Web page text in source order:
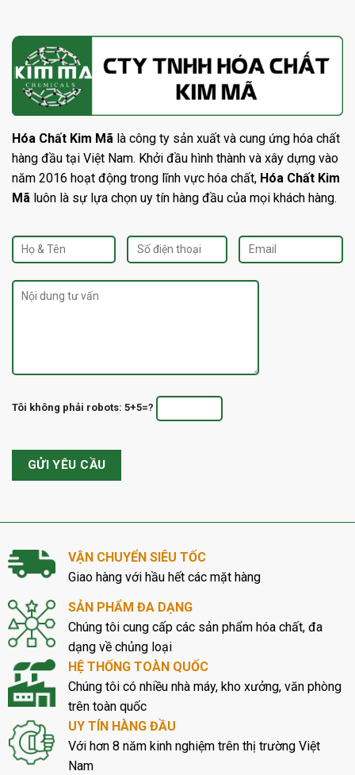
Hóa Chất Kim Mã là công ty sản xuất và cung ứng hóa chất
hàng đầu tại Việt Nam. Khởi đầu hình thành và xây dựng vào
năm 2016 hoạt động trong lĩnh vực hóa chất, Hóa Chất Kim
Mã luôn là sự lựa chọn uy tín hàng đầu của mọi khách hàng.
Tôi không phải robots: 5+5=?
VẬN CHUYỂN SIÊU TỐC
Giao hàng với hầu hết các mặt hàng
SẢN PHẨM ĐA DẠNG
Chúng tôi cung cấp các sản phẩm hóa chất, đa
dạng về chủng loại
HỆ THỐNG TOÀN QUỐC
Chúng tôi có nhiều nhà máy, kho xưởng, văn phòng
trên toàn quốc
UY TÍN HÀNG ĐẦU
Với hơn 8 năm kinh nghiệm trên thị trường Việt
Nam